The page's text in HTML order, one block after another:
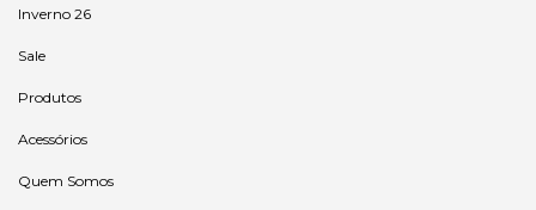
Inverno 26
Sale
Produtos
Acessórios
Quem Somos